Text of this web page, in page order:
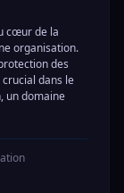
cœur de la
organisation.
des
dans le
un domaine